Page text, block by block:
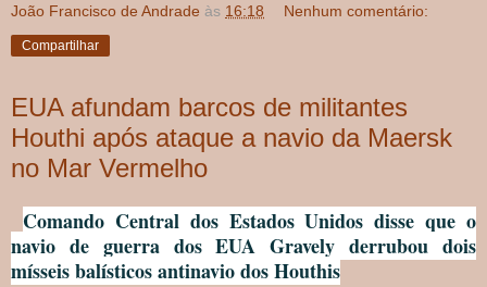
João Francisco de Andrade às 16:18 Nenhum comentário:
Compartilhar
EUA afundam barcos de militantes
Houthi após ataque a navio da Maersk
no Mar Vermelho
Comando Central dos Estados Unidos disse que o
navio de guerra dos EUA Gravely derrubou dois
mísseis balísticos antinavio dos Houthis